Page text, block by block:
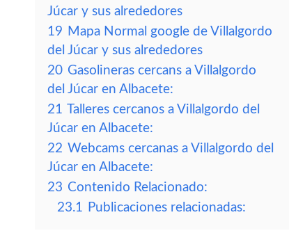
Júcar y sus alrededores
19 Mapa Normal google de Villalgordo
del Júcar y sus alrededores
20 Gasolineras cercans a Villalgordo
del Júcar en Albacete:
21 Talleres cercanos a Villalgordo del
Júcar en Albacete:
22 Webcams cercanas a Villalgordo del
Júcar en Albacete:
23 Contenido Relacionado:
23.1 Publicaciones relacionadas: